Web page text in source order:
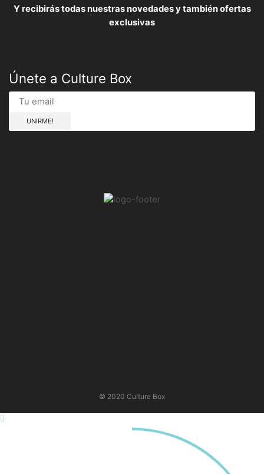
Y recibirás todas nuestras novedades y también ofertas
exclusivas
Únete a Culture Box
© 2020 Culture Box